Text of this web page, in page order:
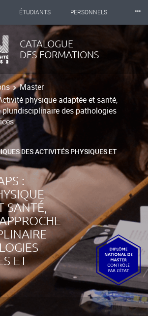
ÉTUDIANTS PERSONNELS
PROFESSIONNELS
2
⸱⸱⸱
CATALOGUE
DES FORMATIONS
Master
physique adaptée et santé,
pluridisciplinaire des pathologies
DES ACTIVITÉS PHYSIQUES ET
:
SANTÉ,
ET